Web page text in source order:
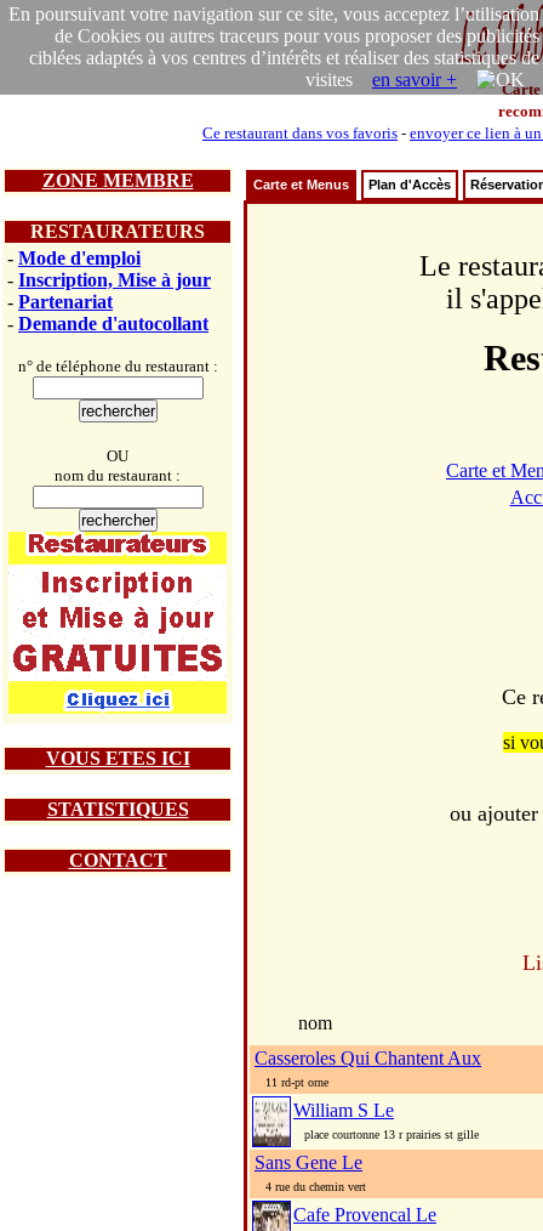
En poursuivant votre navigation sur ce site, vous acceptez l’utilisation
de Cookies ou autres traceurs pour vous proposer des publicités
ciblées adaptés à vos centres d’intérêts et réaliser des statistiques de
visites en savoir +
Carte
Ce restaurant dans vos favoris - envoyer ce lien à
ZONE MEMBRE
RESTAURATEURS
- Mode d'emploi
- Inscription, Mise à jour
- Partenariat
- Demande d'autocollant
n° de téléphone du restaurant :
OU
nom du restaurant :
VOUS ETES ICI
STATISTIQUES
CONTACT
Carte et Menus Plan d'Accès
Le
il
Carte et
Ce
si
ou
nom
Casseroles Qui Chantent Aux
11 rd-pt orne
William S Le
place courtonne 13 r prairies st gille
Sans Gene Le
4 rue du chemin vert
Cafe Provencal Le